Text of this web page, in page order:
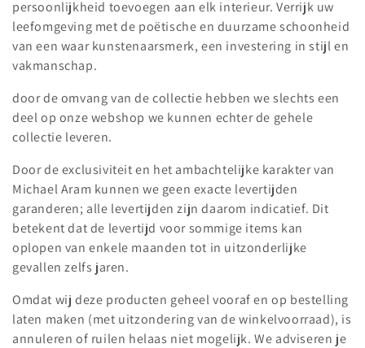
persoonlijkheid toevoegen aan elk interieur. Verrijk uw
leefomgeving met de poëtische en duurzame schoonheid
van een waar kunstenaarsmerk, een investering in stijl en
vakmanschap.
door de omvang van de collectie hebben we slechts een
deel op onze webshop we kunnen echter de gehele
collectie leveren.
Door de exclusiviteit en het ambachtelijke karakter van
Michael Aram kunnen we geen exacte levertijden
garanderen; alle levertijden zijn daarom indicatief. Dit
betekent dat de levertijd voor sommige items kan
oplopen van enkele maanden tot in uitzonderlijke
gevallen zelfs jaren.
Omdat wij deze producten geheel vooraf en op bestelling
laten maken (met uitzondering van de winkelvoorraad), is
annuleren of ruilen helaas niet mogelijk. We adviseren je